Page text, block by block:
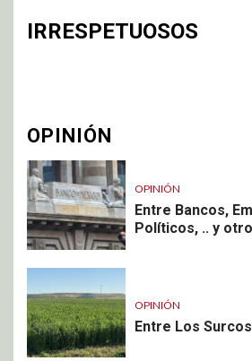
IRRESPETUOSOS
OPINIÓN
OPINIÓN
Entre Bancos,
Políticos, .. y
OPINIÓN
Entre Los